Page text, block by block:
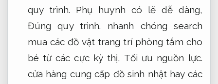
quy trình. Phụ huynh có lẽ dễ dàng,
Đúng quy trình. nhanh chóng search
mua các đồ vật trang trí phòng tắm cho
bé từ các cực kỳ thị, Tối ưu nguồn lực.
cửa hàng cung cấp đồ sinh nhật hay các